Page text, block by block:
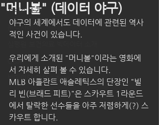
서비스 소개
분석사례
Q&A
빅데이터 관련 article
"머니볼" (데이터 야구)
야구의 세계에서도 데이터에 관련된 역사
적인 사건이 있습니다.
우리에게 소개된 "머니볼"이라는 영화에
서 자세히 살펴 볼 수 있습니다.
MLB 아틀란트 애슬레틱스의 단장인 "빌
리 빈(브래드 피트)"은 스카우트 1라운드
에서 탈락한 선수들을 아주 저렴하게(?) 스
카우트 합니다.